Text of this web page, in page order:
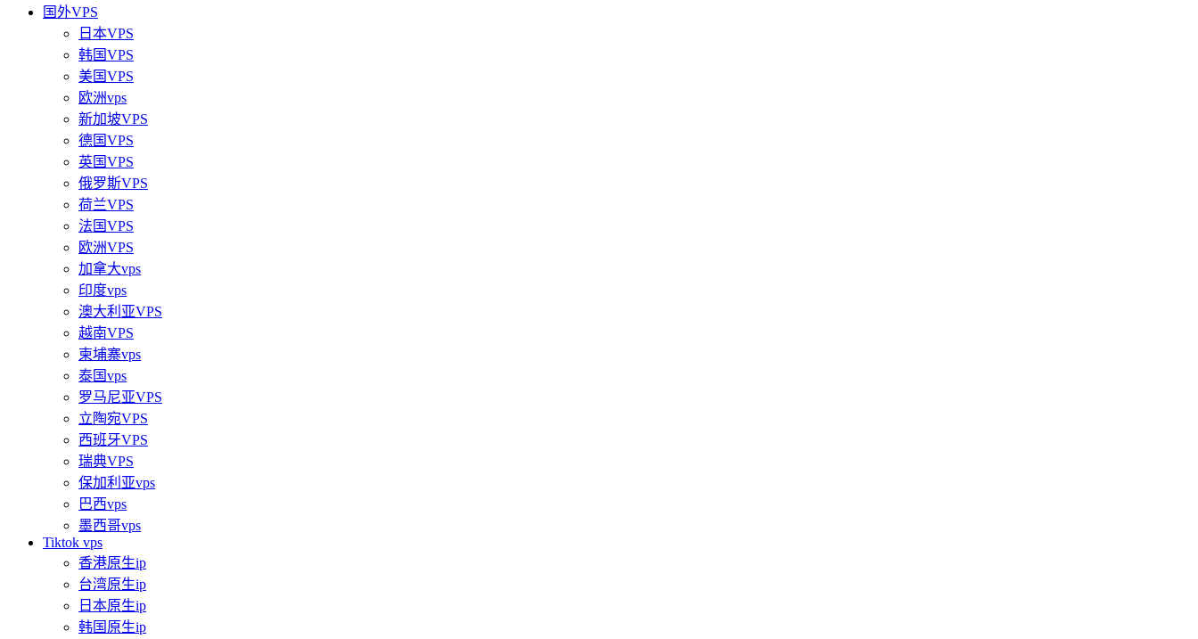
国外VPS
日本VPS
韩国VPS
美国VPS
欧洲vps
新加坡VPS
德国VPS
英国VPS
俄罗斯VPS
荷兰VPS
法国VPS
欧洲VPS
加拿大vps
印度vps
澳大利亚VPS
越南VPS
柬埔寨vps
泰国vps
罗马尼亚VPS
立陶宛VPS
西班牙VPS
瑞典VPS
保加利亚vps
巴西vps
墨西哥vps
Tiktok vps
香港原生ip
台湾原生ip
日本原生ip
韩国原生ip